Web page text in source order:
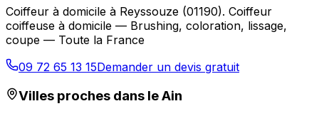
Coiffeur à domicile à Reyssouze (01190). Coiffeur
coiffeuse à domicile — Brushing, coloration, lissage,
coupe — Toute la France
09 72 65 13 15Demander un devis gratuit
Villes proches dans leAin